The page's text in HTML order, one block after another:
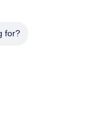
for?